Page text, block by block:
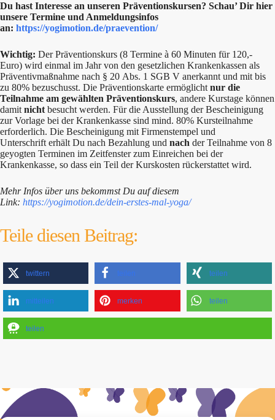
Du hast Interesse an unseren Präventionskursen? Schau’ Dir hier
unsere Termine und Anmeldungsinfos
an: https://yogimotion.de/praevention/
Wichtig: Der Präventionskurs (8 Termine à 60 Minuten für 120,-
Euro) wird einmal im Jahr von den gesetzlichen Krankenkassen als
Präventivmaßnahme nach § 20 Abs. 1 SGB V anerkannt und mit bis
zu 80% bezuschusst. Die Präventionskarte ermöglicht nur die
Teilnahme am gewählten Präventionskurs, andere Kurstage können
damit nicht besucht werden. Für die Ausstellung der Bescheinigung
zur Vorlage bei der Krankenkasse sind mind. 80% Kursteilnahme
erforderlich. Die Bescheinigung mit Firmenstempel und
Unterschrift erhält Du nach Bezahlung und nach der Teilnahme von 8
geyogten Terminen im Zeitfenster zum Einreichen bei der
Krankenkasse, so dass ein Teil der Kurskosten rückerstattet wird.
Mehr Infos über uns bekommst Du auf diesem
Link: https://yogimotion.de/dein-erstes-mal-yoga/
Teile diesen Beitrag:
twittern teilen teilen
mitteilen merken teilen
teilen